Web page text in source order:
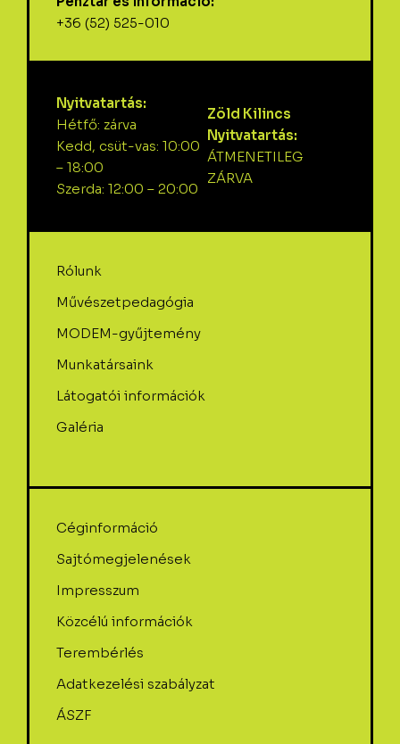
+36 (52) 525-010
Nyitvatartás:
Hétfő: zárva
Kedd, csüt-vas: 10:00
– 18:00
Szerda: 12:00 – 20:00
Zöld Kilincs
Nyitvatartás:
ÁTMENETILEG
ZÁRVA
Rólunk
Művészetpedagógia
MODEM-gyűjtemény
Munkatársaink
Látogatói információk
Galéria
Céginformáció
Sajtómegjelenések
Impresszum
Közcélú információk
Terembérlés
Adatkezelési szabályzat
ÁSZF